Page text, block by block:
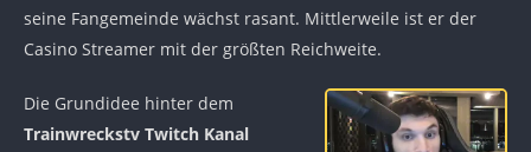
seine Fangemeinde wächst rasant. Mittlerweile ist er der
Casino Streamer mit der größten Reichweite.
Die Grundidee hinter dem
Trainwreckstv Twitch Kanal